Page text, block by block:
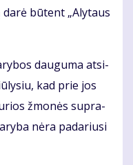
bū­tent „Aly­taus
dau­gu­ma at­si­
kad prie jos
žmo­nės su­pra­
nė­ra pa­da­riu­si